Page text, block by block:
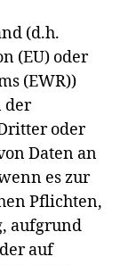
(d.h.
(EU) oder
(EWR))
der
oder
Daten an
es zur
Pflichten,
aufgrund
auf